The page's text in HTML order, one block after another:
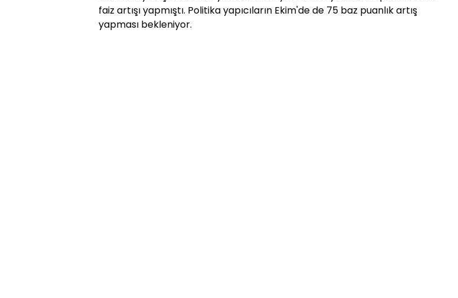
faiz artışı yapmıştı. Politika yapıcıların Ekim'de de 75 baz puanlık artış
yapması bekleniyor.